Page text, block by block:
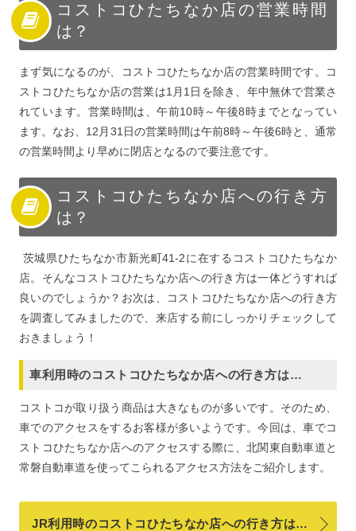
コストコひたちなか店の営業時間
は？
まず気になるのが、コストコひたちなか店の営業時間です。コ
ストコひたちなか店の営業は1月1日を除き、年中無休で営業さ
れています。営業時間は、午前10時～午後8時までとなってい
ます。なお、12月31日の営業時間は午前8時～午後6時と、通常
の営業時間より早めに閉店となるので要注意です。
コストコひたちなか店への行き方
は？
茨城県ひたちなか市新光町41-2に在するコストコひたちなか
店。そんなコストコひたちなか店への行き方は一体どうすれば
良いのでしょうか？お次は、コストコひたちなか店への行き方
を調査してみましたので、来店する前にしっかりチェックして
おきましょう！
車利用時のコストコひたちなか店への行き方は…
コストコが取り扱う商品は大きなものが多いです。そのため、
車でのアクセスをするお客様が多いようです。今回は、車でコ
ストコひたちなか店へのアクセスする際に、北関東自動車道と
常磐自動車道を使ってこられるアクセス方法をご紹介します。
JR利用時のコストコひたちなか店への行き方は…